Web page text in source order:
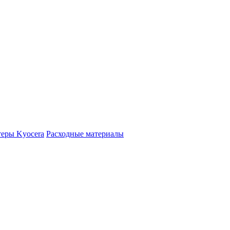
Kyocera Расходные материалы